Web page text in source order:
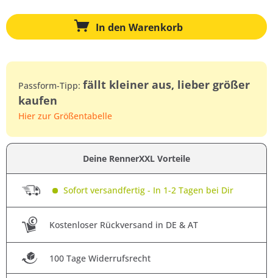
In den Warenkorb
Passform-Tipp: fällt kleiner aus, lieber größer
kaufen
Hier zur Größentabelle
Deine RennerXXL Vorteile
Sofort versandfertig - In 1-2 Tagen bei Dir
Kostenloser Rückversand in DE & AT
100 Tage Widerrufsrecht